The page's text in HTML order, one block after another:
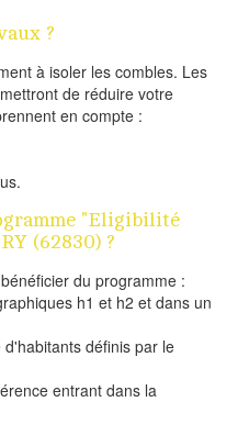
?
à isoler les combles. Les
de réduire votre
en compte :
"Eligibilité
(62830) ?
du programme :
h1 et h2 et dans un
définis par le
entrant dans la